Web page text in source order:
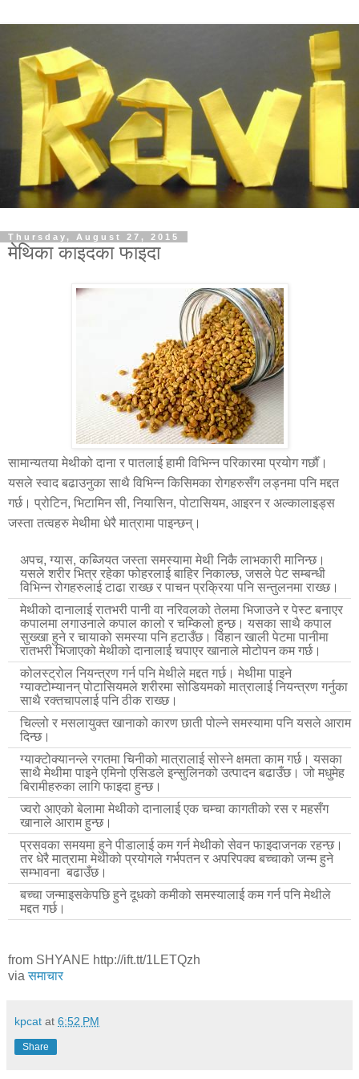
Thursday, August 27, 2015
मेथिका काइदका फाइदा
सामान्यतया मेथीको दाना र पातलाई हामी विभिन्न परिकारमा प्रयोग गर्छौँ।
यसले स्वाद बढाउनुका साथै विभिन्न किसिमका रोगहरुसँग लड्नमा पनि मद्दत
गर्छ। प्रोटिन, भिटामिन सी, नियासिन, पोटासियम, आइरन र अल्कालाइड्स
जस्ता तत्वहरु मेथीमा धेरै मात्रामा पाइन्छन्।
अपच, ग्यास, कब्जियत जस्ता समस्यामा मेथी निकै लाभकारी मानिन्छ।
यसले शरीर भित्र रहेका फोहरलाई बाहिर निकाल्छ, जसले पेट सम्बन्धी
विभिन्न रोगहरुलाई टाढा राख्छ र पाचन प्रक्रिया पनि सन्तुलनमा राख्छ।
मेथीको दानालाई रातभरी पानी वा नरिवलको तेलमा भिजाउने र पेस्ट बनाएर
कपालमा लगाउनाले कपाल कालो र चम्किलो हुन्छ। यसका साथै कपाल
सुख्खा हुने र चायाको समस्या पनि हटाउँछ। विहान खाली पेटमा पानीमा
रातभरी भिजाएको मेथीको दानालाई चपाएर खानाले मोटोपन कम गर्छ।
कोलस्ट्रोल नियन्त्रण गर्न पनि मेथीले मद्दत गर्छ। मेथीमा पाइने
ग्याक्टोम्यानन् पोटासियमले शरीरमा सोडियमको मात्रालाई नियन्त्रण गर्नुका
साथै रक्तचापलाई पनि ठीक राख्छ।
चिल्लो र मसलायुक्त खानाको कारण छाती पोल्ने समस्यामा पनि यसले आराम
दिन्छ।
ग्याक्टोक्यानन्ले रगतमा चिनीको मात्रालाई सोस्ने क्षमता काम गर्छ। यसका
साथै मेथीमा पाइने एमिनो एसिडले इन्सुलिनको उत्पादन बढाउँछ। जो मधुमेह
बिरामीहरुका लागि फाइदा हुन्छ।
ज्वरो आएको बेलामा मेथीको दानालाई एक चम्चा कागतीको रस र महसँग
खानाले आराम हुन्छ।
प्रसवका समयमा हुने पीडालाई कम गर्न मेथीको सेवन फाइदाजनक रहन्छ।
तर धेरै मात्रामा मेथीको प्रयोगले गर्भपतन र अपरिपक्व बच्चाको जन्म हुने
सम्भावना बढाउँछ।
बच्चा जन्माइसकेपछि हुने दूधको कमीको समस्यालाई कम गर्न पनि मेथीले
मद्दत गर्छ।
from SHYANE http://ift.tt/1LETQzh
viaसमाचार
kpcat at 6:52 PM
Share